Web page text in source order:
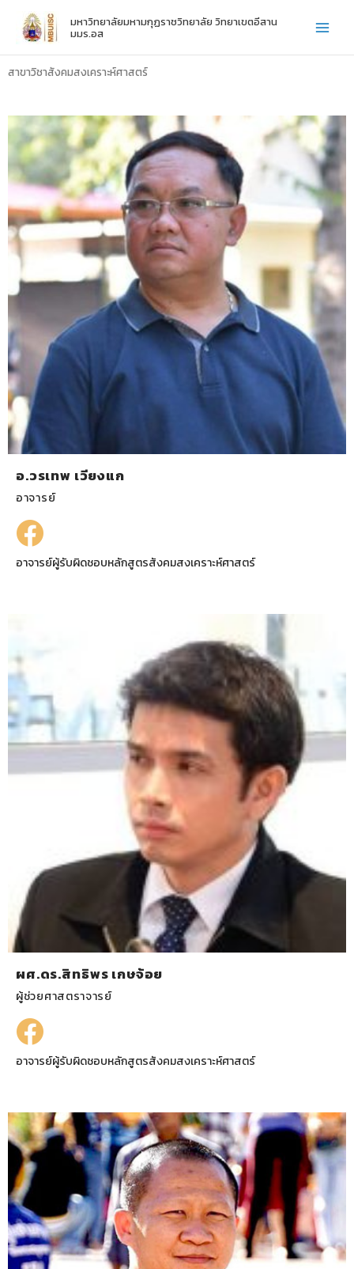
content
มหาวิทยาลัยมหามกุฏราชวิทยาลัย วิทยาเขตอีสาน
มมร.อส
สาขาวิชาสังคมสงเคราะห์ศาสตร์
อ.วรเทพ เวียงแก
อาจารย์
อาจารย์ผู้รับผิดชอบหลักสูตรสังคมสงเคราะห์ศาสตร์
ผศ.ดร.สิทธิพร เกษจ้อย
ผู้ช่วยศาสตราจารย์
อาจารย์ผู้รับผิดชอบหลักสูตรสังคมสงเคราะห์ศาสตร์